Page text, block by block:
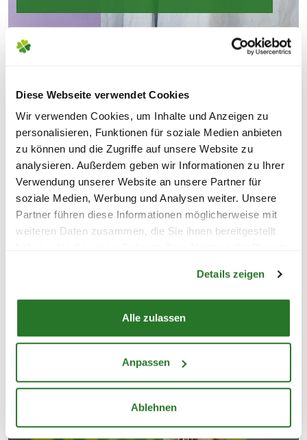
Diese Webseite verwendet Cookies
Wir verwenden Cookies, um Inhalte und Anzeigen zu
personalisieren, Funktionen für soziale Medien anbieten
zu können und die Zugriffe auf unsere Website zu
analysieren. Außerdem geben wir Informationen zu Ihrer
Verwendung unserer Website an unsere Partner für
soziale Medien, Werbung und Analysen weiter. Unsere
Partner führen diese Informationen möglicherweise mit
weiteren Daten zusammen, die Sie ihnen bereitgestellt
Details zeigen
Alle zulassen
Anpassen
Ablehnen
DEINEN EINKAUF